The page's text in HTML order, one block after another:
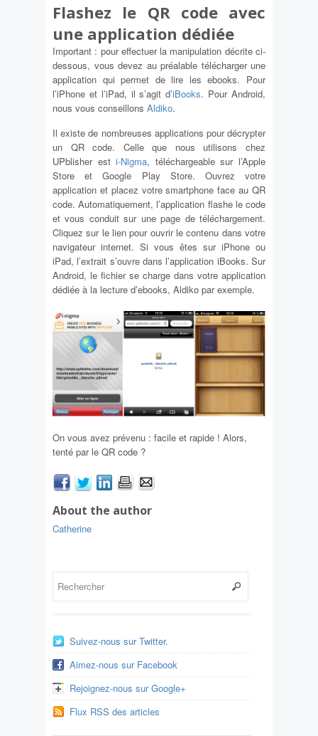
Flashez le QR code avec
une application dédiée
Important : pour effectuer la manipulation décrite ci-
dessous, vous devez au préalable télécharger une
application qui permet de lire les ebooks. Pour
l’iPhone et l’iPad, il s’agit d’iBooks. Pour Android,
nous vous conseillons Aldiko.
Il existe de nombreuses applications pour décrypter
un QR code. Celle que nous utilisons chez
UPblisher esti-Nigma, téléchargeable sur l’Apple
Store et Google Play Store. Ouvrez votre
application et placez votre smartphone face au QR
code. Automatiquement, l’application flashe le code
et vous conduit sur une page de téléchargement.
Cliquez sur le lien pour ouvrir le contenu dans votre
navigateur internet. Si vous êtes sur iPhone ou
iPad, l’extrait s’ouvre dans l’application iBooks. Sur
Android, le fichier se charge dans votre application
dédiée à la lecture d’ebooks, Aldiko par exemple.
On vous avez prévenu : facile et rapide ! Alors,
tenté par le QR code ?
About the author
Catherine
Suivez-nous sur Twitter.
Aimez-nous sur Facebook
Rejoignez-nous sur Google+
Flux RSS des articles